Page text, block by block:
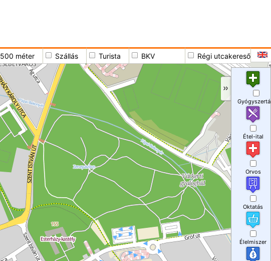
500 méter Szállás Turista BKV Régi utcakereső
Étel-ital
Orvos
Oktatás
Élelmiszer